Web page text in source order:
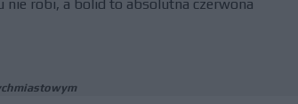
nie robi, a bolid to absolutna czerwona